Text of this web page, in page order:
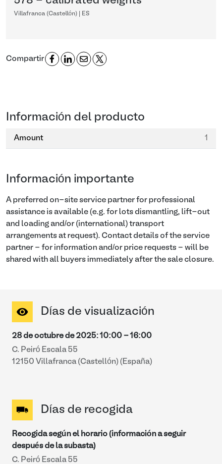
Villafranca (Castellón) | ES
Compartir
Información del producto
Amount 1
Información importante
A preferred on-site service partner for professional
assistance is available (e.g. for lots dismantling, lift-out
and loading and/or (international) transport
arrangements at request). Contact details of the service
partner - for information and/or price requests - will be
shared with all buyers immediately after the sale closure.
Días de visualización
28 de octubre de 2025: 10:00 - 16:00
C. Peiró Escala 55
12150 Villafranca (Castellón) (España)
Días de recogida
Recogida según el horario (información a seguir
después de la subasta)
C. Peiró Escala 55